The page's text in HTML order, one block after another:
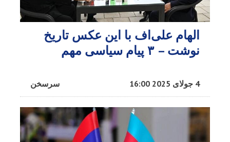
الهام علی‌اف با این عکس تاریخ‌
نوشت – ۳ پیام سیاسی مهم
سرسخن 4 جولای 2025 16:00